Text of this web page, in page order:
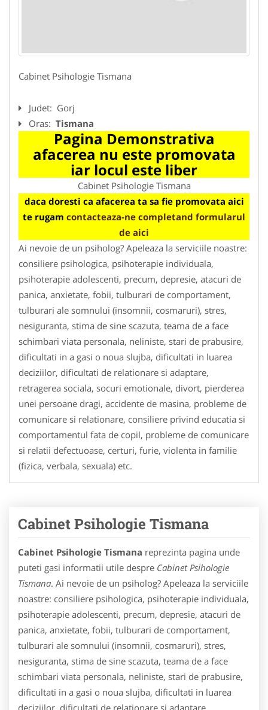
Cabinet Psihologie Tismana
Judet: Gorj
Oras: Tismana
Pagina Demonstrativa
afacerea nu este promovata
iar locul este liber
Cabinet Psihologie Tismana
daca doresti ca afacerea ta sa fie promovata aici
te rugam contacteaza-ne completand formularul
de aici
Ai nevoie de un psiholog? Apeleaza la serviciile noastre:
consiliere psihologica, psihoterapie individuala,
psihoterapie adolescenti, precum, depresie, atacuri de
panica, anxietate, fobii, tulburari de comportament,
tulburari ale somnului (insomnii, cosmaruri), stres,
nesiguranta, stima de sine scazuta, teama de a face
schimbari viata personala, neliniste, stari de prabusire,
dificultati in a gasi o noua slujba, dificultati in luarea
deciziilor, dificultati de relationare si adaptare,
retragerea sociala, socuri emotionale, divort, pierderea
unei persoane dragi, accidente de masina, probleme de
comunicare si relationare, consiliere privind educatia si
comportamentul fata de copil, probleme de comunicare
si relatii defectuoase, certuri, furie, violenta in familie
(fizica, verbala, sexuala) etc.
Cabinet Psihologie Tismana
Cabinet Psihologie Tismana reprezinta pagina unde
puteti gasi informatii utile despre Cabinet Psihologie
Tismana. Ai nevoie de un psiholog? Apeleaza la serviciile
noastre: consiliere psihologica, psihoterapie individuala,
psihoterapie adolescenti, precum, depresie, atacuri de
panica, anxietate, fobii, tulburari de comportament,
tulburari ale somnului (insomnii, cosmaruri), stres,
nesiguranta, stima de sine scazuta, teama de a face
schimbari viata personala, neliniste, stari de prabusire,
dificultati in a gasi o noua slujba, dificultati in luarea
deciziilor, dificultati de relationare si adaptare,